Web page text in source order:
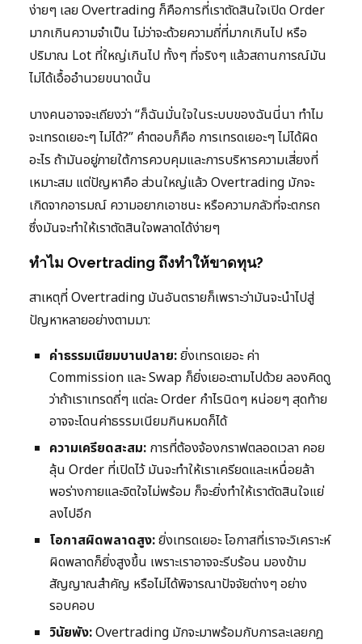
ง่ายๆ เลย Overtrading ก็คือการที่เราตัดสินใจเปิด Order
มากเกินความจำเป็น ไม่ว่าจะด้วยความถี่ที่มากเกินไป หรือ
ปริมาณ Lot ที่ใหญ่เกินไป ทั้งๆ ที่จริงๆ แล้วสถานการณ์มัน
ไม่ได้เอื้ออำนวยขนาดนั้น
บางคนอาจจะเถียงว่า “ก็ฉันมั่นใจในระบบของฉันนี่นา ทำไม
จะเทรดเยอะๆ ไม่ได้?” คำตอบก็คือ การเทรดเยอะๆ ไม่ได้ผิด
อะไร ถ้ามันอยู่ภายใต้การควบคุมและการบริหารความเสี่ยงที่
เหมาะสม แต่ปัญหาคือ ส่วนใหญ่แล้ว Overtrading มักจะ
เกิดจากอารมณ์ ความอยากเอาชนะ หรือความกลัวที่จะตกรถ
ซึ่งมันจะทำให้เราตัดสินใจพลาดได้ง่ายๆ
ทำไม Overtrading ถึงทำให้ขาดทุน?
สาเหตุที่ Overtrading มันอันตรายก็เพราะว่ามันจะนำไปสู่
ปัญหาหลายอย่างตามมา:
ค่าธรรมเนียมบานปลาย:ยิ่งเทรดเยอะ ค่า
Commission และ Swap ก็ยิ่งเยอะตามไปด้วย ลองคิดดู
ว่าถ้าเราเทรดถี่ๆ แต่ละ Order กำไรนิดๆ หน่อยๆ สุดท้าย
อาจจะโดนค่าธรรมเนียมกินหมดก็ได้
ความเครียดสะสม: การที่ต้องจ้องกราฟตลอดเวลา คอย
ลุ้น Order ที่เปิดไว้ มันจะทำให้เราเครียดและเหนื่อยล้า
พอร่างกายและจิตใจไม่พร้อม ก็จะยิ่งทำให้เราตัดสินใจแย่
ลงไปอีก
โอกาสผิดพลาดสูง:ยิ่งเทรดเยอะ โอกาสที่เราจะวิเคราะห์
ผิดพลาดก็ยิ่งสูงขึ้น เพราะเราอาจจะรีบร้อน มองข้าม
สัญญาณสำคัญ หรือไม่ได้พิจารณาปัจจัยต่างๆ อย่าง
รอบคอบ
วินัยพัง:Overtrading มักจะมาพร้อมกับการละเลยกฎ